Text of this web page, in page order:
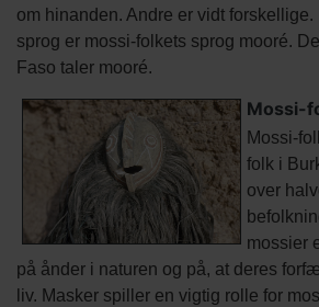
om hinanden. Andre er vidt
sprog er mossi-folkets sprog mooré.
Faso taler mooré.
Mossi-
Mossi-
folk i
over
mossier
på ånder i naturen og på, at deres
liv. Masker spiller en vigtig rolle for